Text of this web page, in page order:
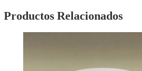
Productos Relacionados